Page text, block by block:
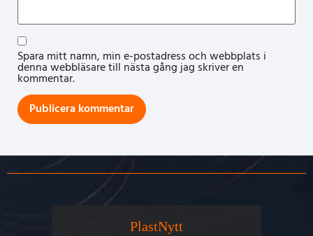
Spara mitt namn, min e-postadress och webbplats i
denna webbläsare till nästa gång jag skriver en
kommentar.
PlastNytt